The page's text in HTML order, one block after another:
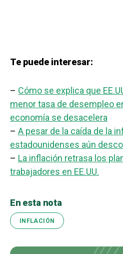
Te puede interesar:
– Cómo se explica que
menor tasa de desempleo
economía se desacelera
– A pesar de la caída de la
estadounidenses aún
– La inflación retrasa los
trabajadores en EE.UU.
En esta nota
INFLACIÓN